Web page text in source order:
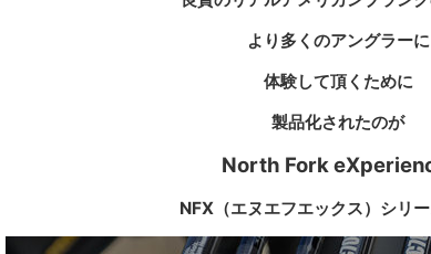
より多くのアングラーに
体験して頂くために
製品化されたのが
North Fork
NFX（エヌエフエックス）シリ